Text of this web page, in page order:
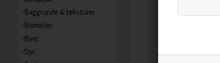
Baggrunde & teksturer
Blomster
Byer
Dyr